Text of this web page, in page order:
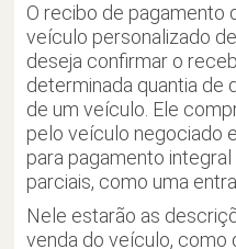
O recibo de pagamento
veículo personalizado
deseja confirmar o
determinada quantia de
de um veículo. Ele
pelo veículo negociado
para pagamento
parciais, como uma
Nele estarão as
venda do veículo, como